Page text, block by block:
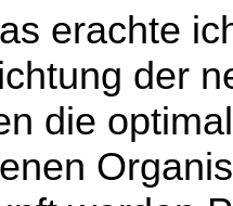
erachte
der
die